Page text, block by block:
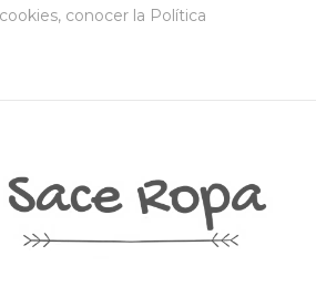
conocer la Política